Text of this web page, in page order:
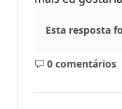
Esta resposta
0 comentários
Sem